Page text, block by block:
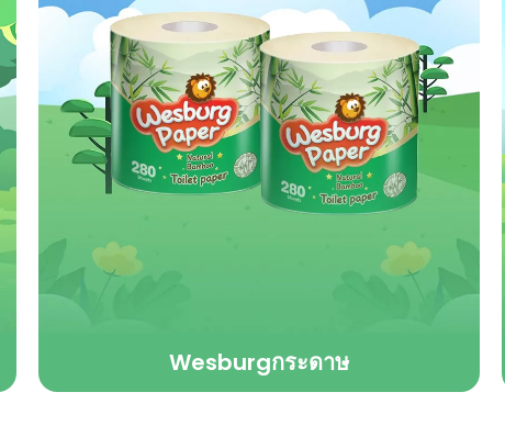
ความบางเป็นพิเศษ ระบายอากาศได้ดี และล็อคกลิ่นได้
อย่างมีประสิทธิภาพ นั่นทำให้ผู้เฒ่ามีส่วนร่วมในการ
สังสรรค์ในครอบครัว กอดหลาน มีความสุขกับ
ครอบครัว รักษาศักดิ์ศรีและความเคารพอย่างมั่นใจ
Wesburgกระดาษ